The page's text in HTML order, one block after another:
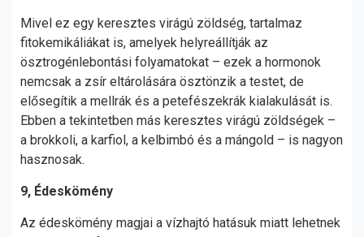
Mivel ez egy keresztes virágú zöldség, tartalmaz
fitokemikáliákat is, amelyek helyreállítják az
ösztrogénlebontási folyamatokat – ezek a hormonok
nemcsak a zsír eltárolására ösztönzik a testet, de
elősegítik a mellrák és a petefészekrák kialakulását is.
Ebben a tekintetben más keresztes virágú zöldségek –
a brokkoli, a karfiol, a kelbimbó és a mángold – is nagyon
hasznosak.
9, Édeskömény
Az édeskömény magjai a vízhajtó hatásuk miatt lehetnek